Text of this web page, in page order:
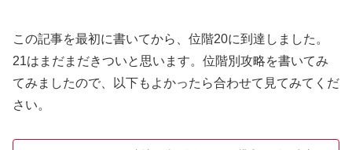
この記事を最初に書いてから、位階20に到達しました。
21はまだまだきついと思います。位階別攻略を書いてみ
てみましたので、以下もよかったら合わせて見てみてくだ
さい。